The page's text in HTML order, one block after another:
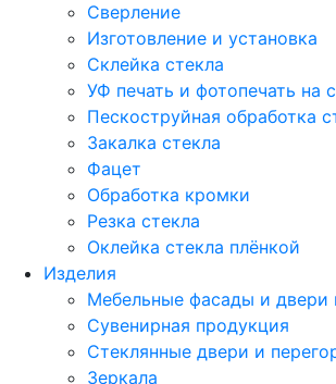
Сверление
Изготовление и установка
Склейка стекла
УФ печать и фотопечать на
Пескоструйная обработка
Закалка стекла
Фацет
Обработка кромки
Резка стекла
Оклейка стекла плёнкой
Изделия
Мебельные фасады и двери
Сувенирная продукция
Стеклянные двери и
Зеркала